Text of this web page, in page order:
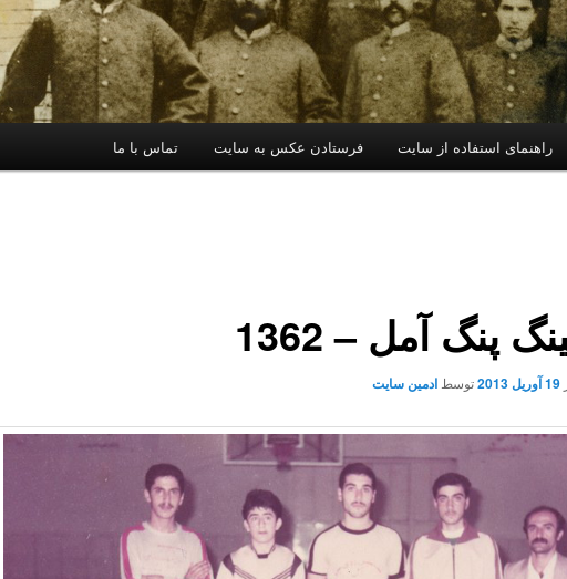
راهنمای استفاده از سایت فرستادن عکس به سایت تماس با ما
پنگ آمل – 1362
19 آوریل 2013 توسط ادمین سایت